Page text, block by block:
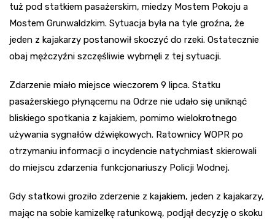
tuż pod statkiem pasażerskim, miedzy Mostem Pokoju a
Mostem Grunwaldzkim. Sytuacja była na tyle groźna, że
jeden z kajakarzy postanowił skoczyć do rzeki. Ostatecznie
obaj mężczyźni szczęśliwie wybrnęli z tej sytuacji.
Zdarzenie miało miejsce wieczorem 9 lipca. Statku
pasażerskiego płynącemu na Odrze nie udało się uniknąć
bliskiego spotkania z kajakiem, pomimo wielokrotnego
używania sygnałów dźwiękowych. Ratownicy WOPR po
otrzymaniu informacji o incydencie natychmiast skierowali
do miejscu zdarzenia funkcjonariuszy Policji Wodnej.
Gdy statkowi groziło zderzenie z kajakiem, jeden z kajakarzy,
mając na sobie kamizelkę ratunkową, podjął decyzję o skoku